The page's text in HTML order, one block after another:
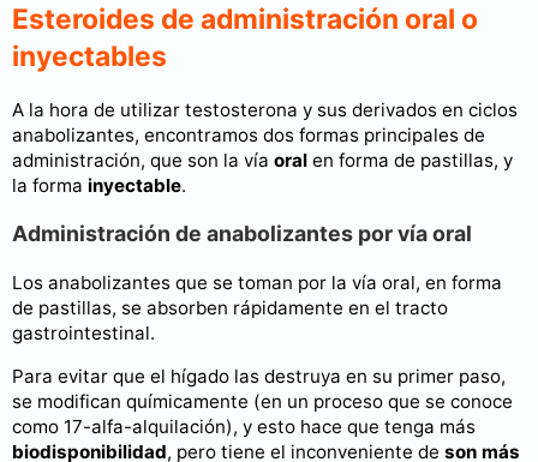
Esteroides de administración oral o
inyectables
A la hora de utilizar testosterona y sus derivados en ciclos
anabolizantes, encontramos dos formas principales de
administración, que son la vía oral en forma de pastillas, y
la forma inyectable.
Administración de anabolizantes por vía oral
Los anabolizantes que se toman por la vía oral, en forma
de pastillas, se absorben rápidamente en el tracto
gastrointestinal.
Para evitar que el hígado las destruya en su primer paso,
se modifican químicamente (en un proceso que se conoce
como 17-alfa-alquilación), y esto hace que tenga más
biodisponibilidad, pero tiene el inconveniente de son más